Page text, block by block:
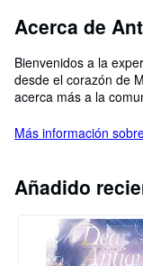
Ayuda
Acerca de
Bienvenidos a la
desde el corazón de
acerca más a la
servicio al cliente va
mundo digital.
lector ansioso por
nuestro equipo de
asistirte con una
como nuestros
Más información
Añadido